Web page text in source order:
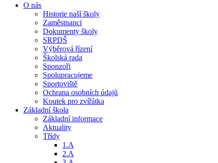
O nás
Historie naší školy
Zaměstnanci
Dokumenty školy
SRPDŠ
Výběrová řízení
Školská rada
Sponzoři
Spolupracujeme
Sportoviště
Ochrana osobních údajů
Koutek pro zvířátka
Základní škola
Základní informace
Aktuality
Třídy
1.A
2.A